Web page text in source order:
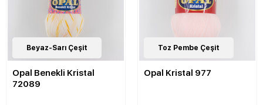
11Çeşit
Beyaz-Sarı Çeşit
Opal Benekli Kristal
72089
82Çeşit
Toz Pembe Çeşit
Opal Kristal 977